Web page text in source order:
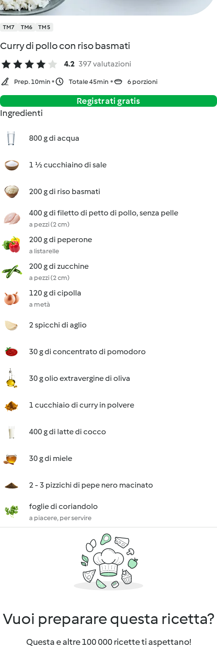
TM7 TM6 TM5
Curry di pollo con riso basmati
4.2 397 valutazioni
Prep. 10min Totale 45min 6 porzioni
Registrati gratis
Ingredienti
800 g di acqua
1 ½ cucchiaino di sale
200 g di riso basmati
400 g di filetto di petto di pollo, senza pelle
a pezzi (2 cm)
200 g di peperone
a listarelle
200 g di zucchine
a pezzi (2 cm)
120 g di cipolla
a metà
2 spicchi di aglio
30 g di concentrato di pomodoro
30 g olio extravergine di oliva
1 cucchiaio di curry in polvere
400 g di latte di cocco
30 g di miele
2 - 3 pizzichi di pepe nero macinato
foglie di coriandolo
a piacere, per servire
Vuoi preparare questa ricetta?
Questa e altre 100 000 ricette ti aspettano!